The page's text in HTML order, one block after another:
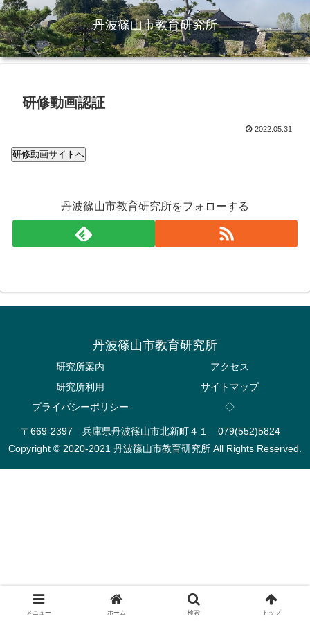
丹波篠山市教育研究所
研修動画認証
2022.05.31
丹波篠山市教育研究所をフォローする
丹波篠山市教育研究所
研究所案内
アクセス
研究所利用
サイトマップ
プライバシーポリシー
◇
〒669-2397 兵庫県丹波篠山市北新町４１ 079(552)5824
Copyright © 2020-2021 丹波篠山市教育研究所 All Rights Reserved.
メニュー ホーム 検索 トップ